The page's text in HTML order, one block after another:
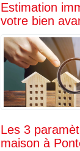
Estimation
votre bien
Les 3
maison à